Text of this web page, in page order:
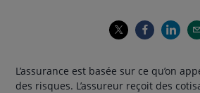
L’assurance est basée sur ce qu’on
des risques. L’assureur reçoit des